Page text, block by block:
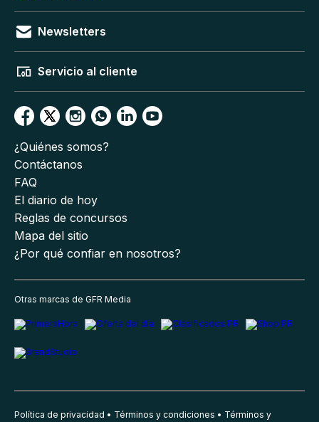
Newsletters
Servicio al cliente
¿Quiénes somos?
Contáctanos
FAQ
El diario de hoy
Reglas de concursos
Mapa del sitio
¿Por qué confiar en nosotros?
Otras marcas de GFR Media
Política de privacidad Términos y condiciones Términos y